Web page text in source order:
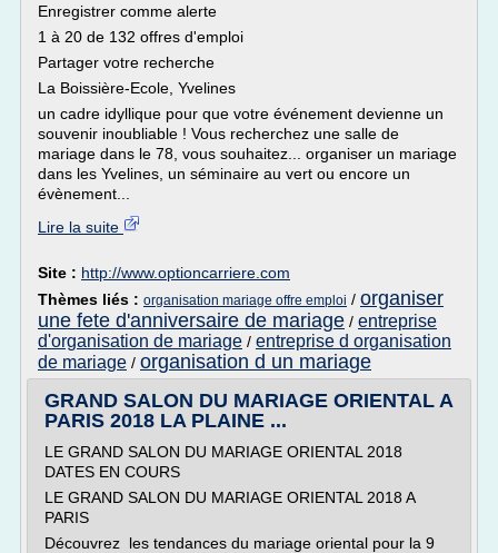
Enregistrer comme alerte
1 à 20 de 132 offres d'emploi
Partager votre recherche
La Boissière-Ecole, Yvelines
un cadre idyllique pour que votre événement devienne un
souvenir inoubliable ! Vous recherchez une salle de
mariage dans le 78, vous souhaitez... organiser un mariage
dans les Yvelines, un séminaire au vert ou encore un
évènement...
Lire la suite
Site : http://www.optioncarriere.com
Thèmes liés : organisation mariage offre emploi / organiser
une fete d'anniversaire de mariage / entreprise
d'organisation de mariage / entreprise d organisation
de mariage / organisation d un mariage
GRAND SALON DU MARIAGE ORIENTAL A
PARIS 2018 LA PLAINE ...
LE GRAND SALON DU MARIAGE ORIENTAL 2018
DATES EN COURS
LE GRAND SALON DU MARIAGE ORIENTAL 2018 A
PARIS
Découvrez les tendances du mariage oriental pour la 9